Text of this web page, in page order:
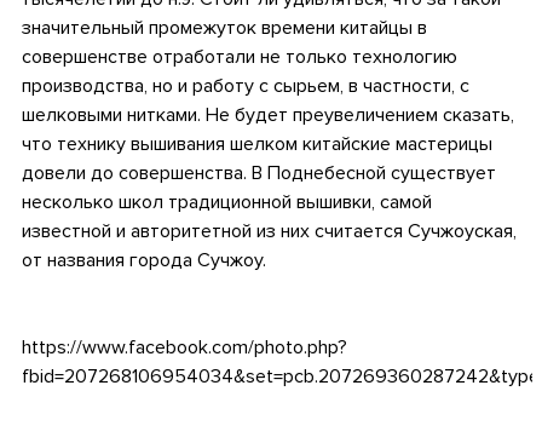
значительный промежуток времени китайцы в
совершенстве отработали не только технологию
производства, но и работу с сырьем, в частности, с
шелковыми нитками. Не будет преувеличением сказать,
что технику вышивания шелком китайские мастерицы
довели до совершенства. В Поднебесной существует
несколько школ традиционной вышивки, самой
известной и авторитетной из них считается Сучжоуская,
от названия города Сучжоу.
https://www.facebook.com/photo.php?